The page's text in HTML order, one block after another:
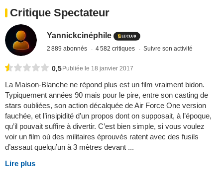
Critique Spectateur
Yannickcinéphile
2 889 abonnés 4 582 critiques Suivre son activité
0,5 Publiée le 18 janvier 2017
La Maison-Blanche ne répond plus est un film vraiment bidon.
Typiquement années 90 mais pour le pire, entre son casting de
stars oubliées, son action décalquée de Air Force One version
fauchée, et l’insipidité d’un propos dont on supposait, à l’époque,
qu’il pouvait suffire à divertir. C’est bien simple, si vous voulez
voir un film où des militaires éprouvés ratent avec des fusils
d’assaut quelqu’un à 3 mètres devant ...
Lire plus